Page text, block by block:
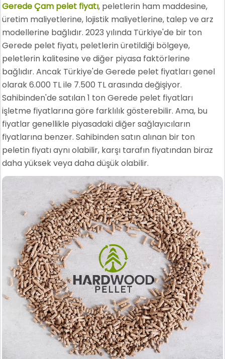
Gerede Çam pelet fiyatı, peletlerin ham maddesine,
üretim maliyetlerine, lojistik maliyetlerine, talep ve arz
modellerine bağlıdır. 2023 yılında Türkiye'de bir ton
Gerede pelet fiyatı, peletlerin üretildiği bölgeye,
peletlerin kalitesine ve diğer piyasa faktörlerine
bağlıdır. Ancak Türkiye'de Gerede pelet fiyatları genel
olarak 6.000 TL ile 7.500 TL arasında değişiyor.
Sahibinden'de satılan 1 ton Gerede pelet fiyatları
işletme fiyatlarına göre farklılık gösterebilir. Ama, bu
fiyatlar genellikle piyasadaki diğer sağlayıcıların
fiyatlarına benzer. Sahibinden satın alınan bir ton
peletin fiyatı aynı olabilir, karşı tarafın fiyatından biraz
daha yüksek veya daha düşük olabilir.